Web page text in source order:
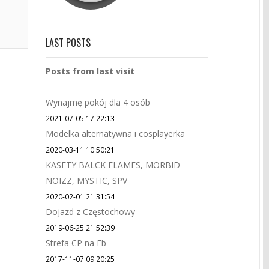
LAST POSTS
Posts from last visit
Wynajmę pokój dla 4 osób
2021-07-05 17:22:13
Modelka alternatywna i cosplayerka
2020-03-11 10:50:21
KASETY BALCK FLAMES, MORBID
NOIZZ, MYSTIC, SPV
2020-02-01 21:31:54
Dojazd z Częstochowy
2019-06-25 21:52:39
Strefa CP na Fb
2017-11-07 09:20:25